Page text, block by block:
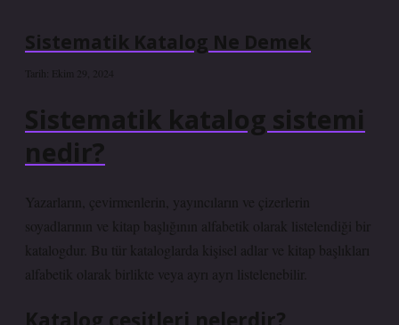
Sistematik Katalog Ne Demek
Tarih: Ekim 29, 2024
Sistematik katalog sistemi
nedir?
Yazarların, çevirmenlerin, yayıncıların ve çizerlerin
soyadlarının ve kitap başlığının alfabetik olarak listelendiği bir
katalogdur. Bu tür kataloglarda kişisel adlar ve kitap başlıkları
alfabetik olarak birlikte veya ayrı ayrı listelenebilir.